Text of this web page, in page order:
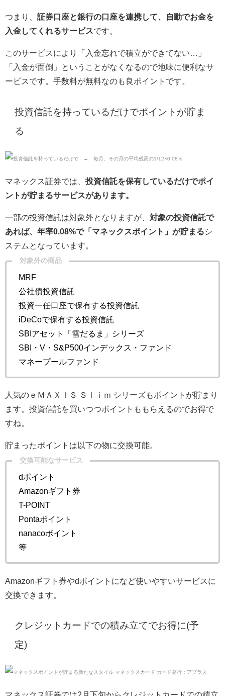
つまり、 証券口座と銀行の口座を連携して、自動でお金を
入金してくれるサービスです。
このサービスにより「入金忘れで積立ができてない…」
「入金が面倒」ということがなくなるので地味に便利なサ
ービスです。手数料が無料なのも良ポイントです。
投資信託を持っているだけでポイントが貯ま
る
マネックス証券では、 投資信託を保有しているだけでポイ
ントが貯まるサービスがあります。
一部の投資信託は対象外となりますが、 対象の投資信託で
あれば、年率0.08%で「マネックスポイント」が貯まるシ
ステムとなっています。
対象外の商品
MRF
公社債投資信託
投資一任口座で保有する投資信託
iDeCoで保有する投資信託
SBIアセット「雪だるま」シリーズ
SBI・V・S&P500インデックス・ファンド
マネープールファンド
人気の ｅＭＡＸＩＳ Ｓｌｉｍ シリーズもポイントが貯まり
ます。投資信託を買いつつポイントももらえるのでお得で
すね。
貯まったポイントは以下の物に交換可能。
交換可能なサービス
dポイント
Amazonギフト券
T-POINT
Pontaポイント
nanacoポイント
等
Amazonギフト券やdポイントになど使いやすいサービスに
交換できます。
クレジットカードでの積み立てでお得に(予
定)